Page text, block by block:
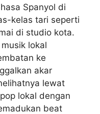
Spanyol di
kelas tari seperti
di studio kota.
lokal
ke
akar
lewat
lokal dengan
beat